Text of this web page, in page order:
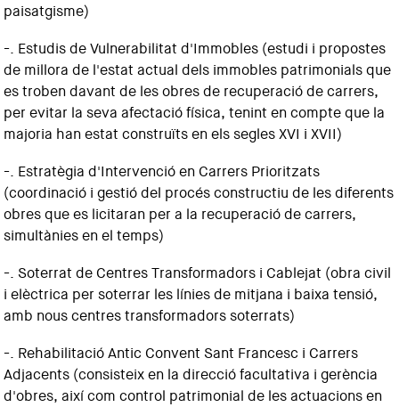
paisatgisme)
-. Estudis de Vulnerabilitat d'Immobles (estudi i propostes
de millora de l'estat actual dels immobles patrimonials que
es troben davant de les obres de recuperació de carrers,
per evitar la seva afectació física, tenint en compte que la
majoria han estat construïts en els segles XVI i XVII)
-. Estratègia d'Intervenció en Carrers Prioritzats
(coordinació i gestió del procés constructiu de les diferents
obres que es licitaran per a la recuperació de carrers,
simultànies en el temps)
-. Soterrat de Centres Transformadors i Cablejat (obra civil
i elèctrica per soterrar les línies de mitjana i baixa tensió,
amb nous centres transformadors soterrats)
-. Rehabilitació Antic Convent Sant Francesc i Carrers
Adjacents (consisteix en la direcció facultativa i gerència
d'obres, així com control patrimonial de les actuacions en